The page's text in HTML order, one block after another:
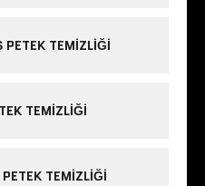
PETEK TEMIZLIĞI
TEMIZLIĞI
TEMIZLIĞI